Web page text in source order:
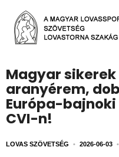
Magyar
aranyérem,
Európa-
CVI-n!
LOVAS SZÖVETSÉG • 2026-06-03 •